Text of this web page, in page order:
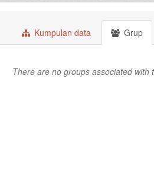
Kumpulan data Grup
There are no groups associated with